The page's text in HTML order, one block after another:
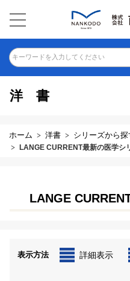
キーワードを入力してください
洋書
ホーム 洋書 シリーズから探
LANGE CURRENT最新の医学シ
LANGE
表示方法 詳細表示